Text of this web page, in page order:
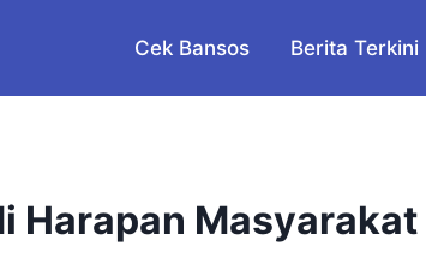
Cek Bansos Berita Terkini
Harapan